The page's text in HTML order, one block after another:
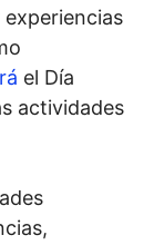
el Día
actividades